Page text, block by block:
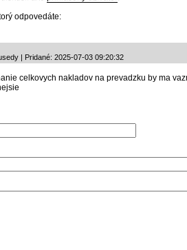
odpovedáte:
| Pridané: 2025-07-03 09:20:32
celkovych nakladov na prevadzku by ma